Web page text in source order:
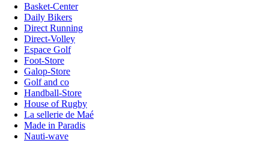
Basket-Center
Daily Bikers
Direct Running
Direct-Volley
Espace Golf
Foot-Store
Galop-Store
Golf and co
Handball-Store
House of Rugby
La sellerie de Maé
Made in Paradis
Nauti-wave